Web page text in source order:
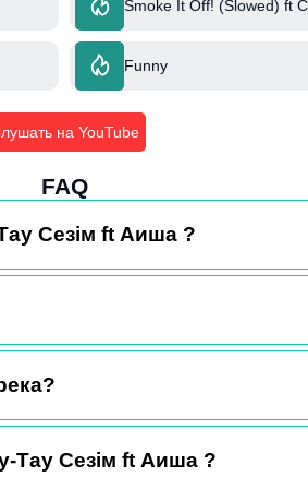
Smoke It Off! (Slowed) ft
Funny
на YouTube
FAQ
Сезім ft Аиша ?
Тау Сезім ft Аиша ?